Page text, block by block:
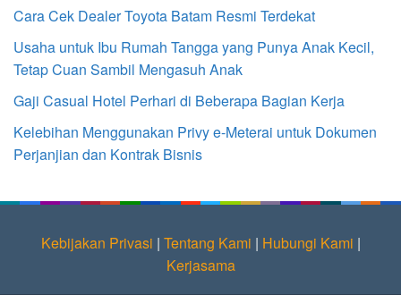
Cara Cek Dealer Toyota Batam Resmi Terdekat
Usaha untuk Ibu Rumah Tangga yang Punya Anak Kecil,
Tetap Cuan Sambil Mengasuh Anak
Gaji Casual Hotel Perhari di Beberapa Bagian Kerja
Kelebihan Menggunakan Privy e-Meterai untuk Dokumen
Perjanjian dan Kontrak Bisnis
Kebijakan Privasi | Tentang Kami | Hubungi Kami |
Kerjasama